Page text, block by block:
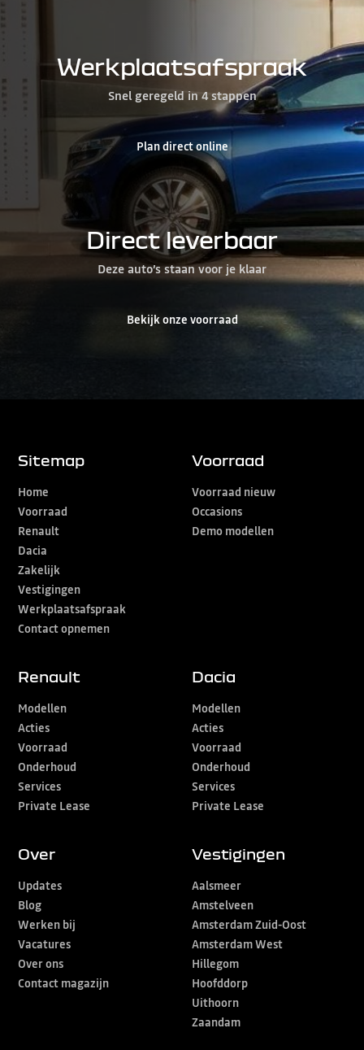
Werkplaatsafspraak
Snel geregeld in 4 stappen
Plan direct online
Direct leverbaar
Deze auto’s staan voor je klaar
Bekijk onze voorraad
Sitemap
Home
Voorraad
Renault
Dacia
Zakelijk
Vestigingen
Werkplaatsafspraak
Contact opnemen
Voorraad
Voorraad nieuw
Occasions
Demo modellen
Renault
Modellen
Acties
Voorraad
Onderhoud
Services
Private Lease
Dacia
Modellen
Acties
Voorraad
Onderhoud
Services
Private Lease
Over
Updates
Blog
Werken bij
Vacatures
Over ons
Contact magazijn
Vestigingen
Aalsmeer
Amstelveen
Amsterdam Zuid-Oost
Amsterdam West
Hillegom
Hoofddorp
Uithoorn
Zaandam